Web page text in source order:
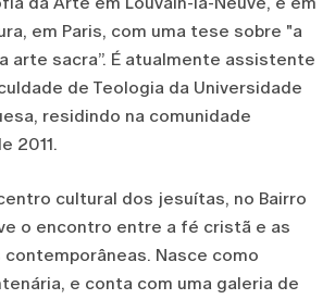
em Paris, com uma tese sobre "a
arte sacra”. É atualmente assistente
de Teologia da Universidade
residindo na comunidade
2011.
cultural dos jesuítas, no Bairro
o encontro entre a fé cristã e as
contemporâneas. Nasce como
e conta com uma galeria de